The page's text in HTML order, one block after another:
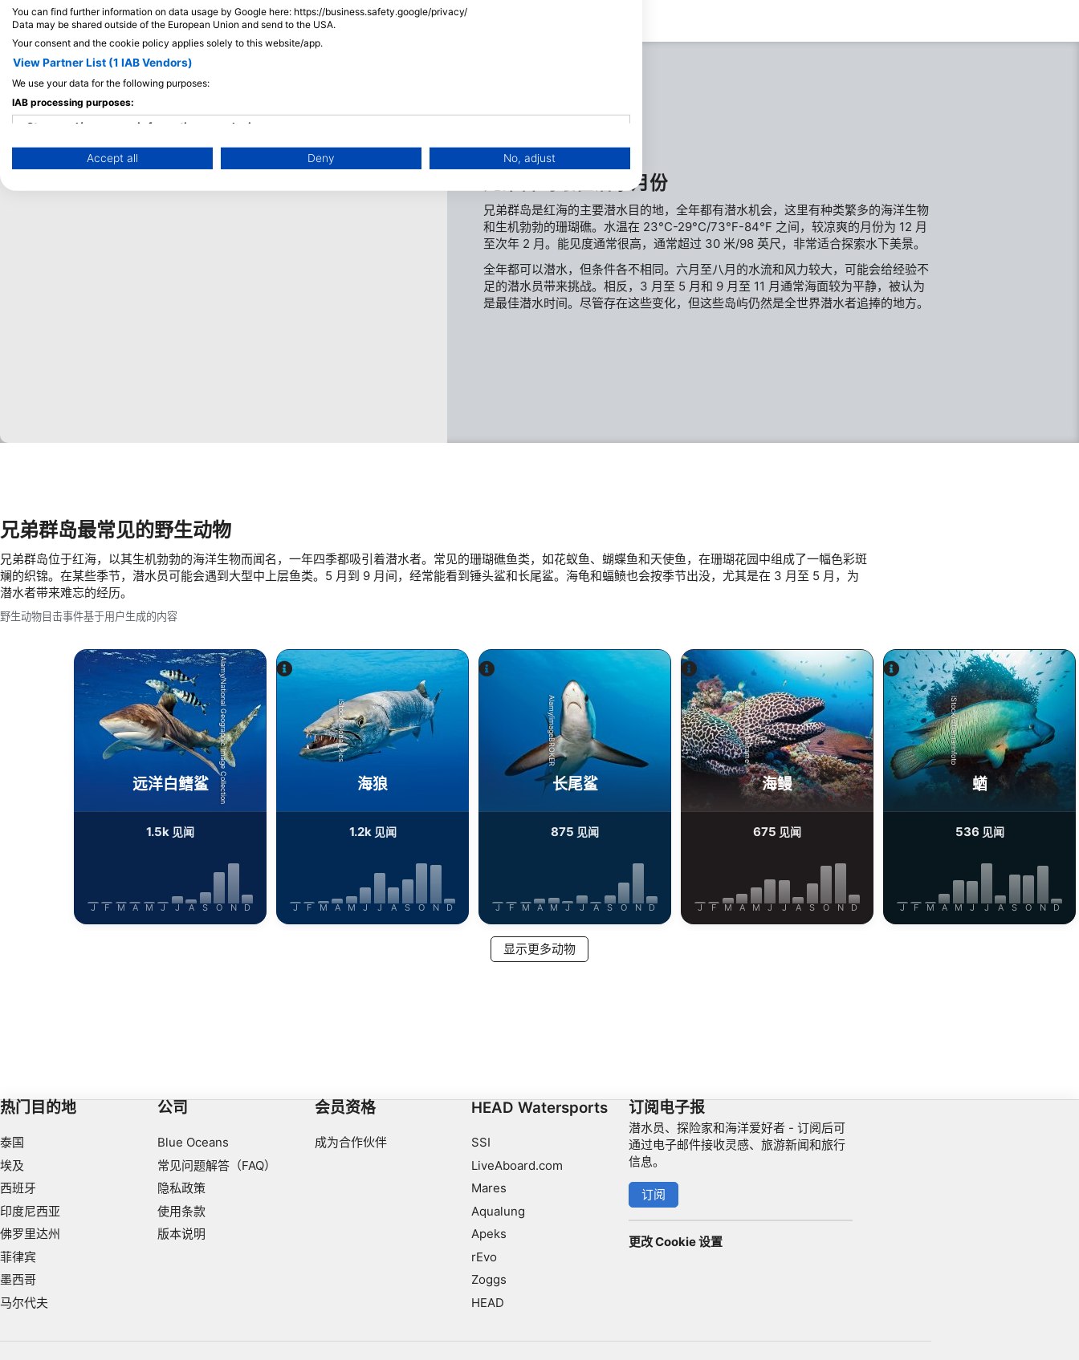
兄弟群岛最佳潜水月份
兄弟群岛是红海的主要潜水目的地，全年都有潜水机会，这里有种类繁多的海洋生物
和生机勃勃的珊瑚礁。水温在 23°C-29°C/73°F-84°F 之间，较凉爽的月份为 12 月
至次年 2 月。能见度通常很高，通常超过 30 米/98 英尺，非常适合探索水下美景。
全年都可以潜水，但条件各不相同。六月至八月的水流和风力较大，可能会给经验不
足的潜水员带来挑战。相反，3 月至 5 月和 9 月至 11 月通常海面较为平静，被认为
是最佳潜水时间。尽管存在这些变化，但这些岛屿仍然是全世界潜水者追捧的地方。
兄弟群岛最常见的野生动物
兄弟群岛位于红海，以其生机勃勃的海洋生物而闻名，一年四季都吸引着潜水者。常见的珊瑚礁鱼类，如花蚁鱼、蝴蝶鱼和天使鱼，在珊瑚花园中组成了一幅色彩斑
斓的织锦。在某些季节，潜水员可能会遇到大型中上层鱼类。5 月到 9 月间，经常能看到锤头鲨和长尾鲨。海龟和蝠鲼也会按季节出没，尤其是在 3 月至 5 月，为
潜水者带来难忘的经历。
野生动物目击事件基于用户生成的内容
Alamy/National Geographic Image Collection
远洋白鳍鲨
1.5k 见闻
J F M A M J J A S O N D
iStock-Global_Pics
海狼
1.2k 见闻
J F M A M J J A S O N D
Alamy/imageBROKER
长尾鲨
875 见闻
J F M A M J J A S O N D
Alamy-WaterFrame
海鳗
675 见闻
J F M A M J J A S O N D
iStock/ultramarinfoto
蝤
536 见闻
J F M A M J J A S O N D
显示更多动物
热门目的地
泰国
埃及
西班牙
印度尼西亚
佛罗里达州
菲律宾
墨西哥
马尔代夫
公司
Blue Oceans
常见问题解答（FAQ）
隐私政策
使用条款
版本说明
会员资格
成为合作伙伴
HEAD Watersports
SSI
LiveAboard.com
Mares
Aqualung
Apeks
rEvo
Zoggs
HEAD
订阅电子报
潜水员、探险家和海洋爱好者 - 订阅后可
通过电子邮件接收灵感、旅游新闻和旅行
信息。
订阅
更改 Cookie 设置
You can find further information on data usage by Google here: https://business.safety.google/privacy/
Data may be shared outside of the European Union and send to the USA.
Your consent and the cookie policy applies solely to this website/app.
View Partner List (1 IAB Vendors)
We use your data for the following purposes:
IAB processing purposes:
Store and/or access information on a device
Use limited data to select advertising
Create profiles for personalised advertising
Identify devices based on information actively requested
Non-IAB processing purposes:
Necessary
Performance
Functional
Advertising
Accept all Deny No, adjust